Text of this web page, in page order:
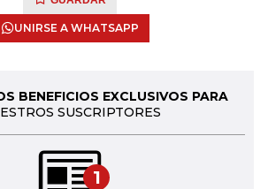
UNIRSE A WHATSAPP
BENEFICIOS EXCLUSIVOS PARA
SUSCRIPTORES
1